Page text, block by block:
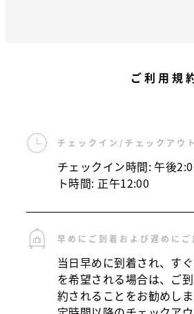
ご利用規
チェックイン/チェックアウ
チェックイン時間: 午後
ト時間: 正午12:00
早めにご到着および遅めに
当日早めに到着され、す
を希望される場合は、ご
約されることをお勧めし